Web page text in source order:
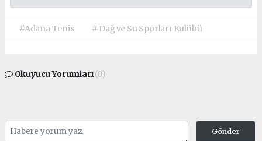
#Adana Tenis # Dağ ve Su Sporları Kulübü
Okuyucu Yorumları(0)
Gönder